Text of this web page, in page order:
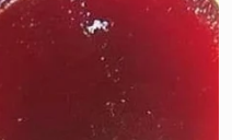
conjugais, ela